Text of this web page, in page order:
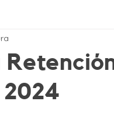
Digitales